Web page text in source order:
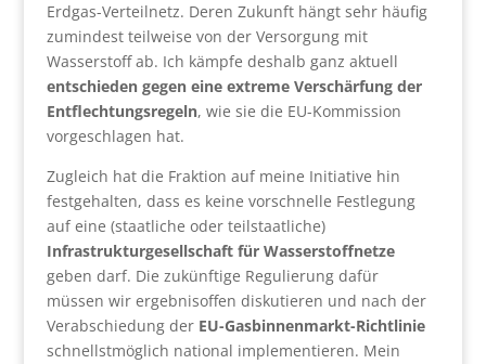
Erdgas-Verteilnetz. Deren Zukunft hängt sehr häufig
zumindest teilweise von der Versorgung mit
Wasserstoff ab. Ich kämpfe deshalb ganz aktuell
entschieden gegen eine extreme Verschärfung der
Entflechtungsregeln, wie sie die EU-Kommission
vorgeschlagen hat.
Zugleich hat die Fraktion auf meine Initiative hin
festgehalten, dass es keine vorschnelle Festlegung
auf eine (staatliche oder teilstaatliche)
Infrastrukturgesellschaft für Wasserstoffnetze
geben darf. Die zukünftige Regulierung dafür
müssen wir ergebnisoffen diskutieren und nach der
Verabschiedung der EU-Gasbinnenmarkt-Richtlinie
schnellstmöglich national implementieren. Mein